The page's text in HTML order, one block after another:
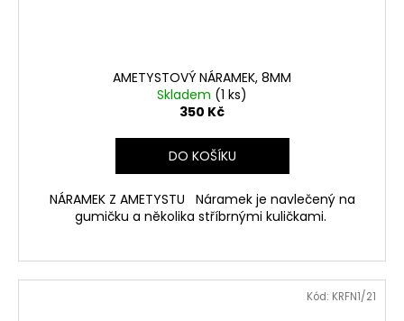
AMETYSTOVÝ NÁRAMEK, 8MM
Skladem (1 ks)
350 Kč
DO KOŠÍKU
NÁRAMEK Z AMETYSTU Náramek je navlečený na
gumičku a několika stříbrnými kuličkami.
Kód: KRFN1/21